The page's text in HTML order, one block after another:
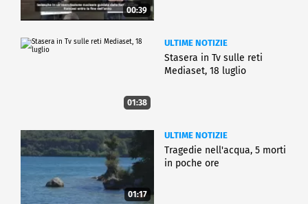
00:39
01:38
ULTIME NOTIZIE
Stasera in Tv sulle reti
Mediaset, 18 luglio
01:17
ULTIME NOTIZIE
Tragedie nell'acqua, 5 morti
in poche ore